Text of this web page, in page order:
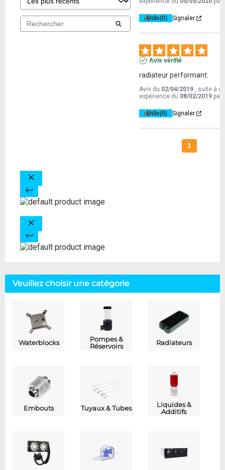
Utile(0) Signaler
Avis vérifié
radiateur performant.
Avis du 02/04/2019 , suite à
expérience du 08/02/2019 par
Utile(0) Signaler
1
Veuillez choisir une catégorie
Waterblocks
Pompes &
Réservoirs
Radiateurs
Embouts Tuyaux & Tubes
Liquides &
Additifs